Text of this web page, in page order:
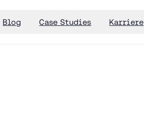
Blog Case Studies Karriere